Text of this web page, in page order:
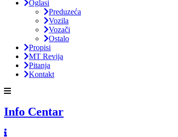
Oglasi
Preduzeća
Vozila
Vozači
Ostalo
Propisi
MT Revija
Pitanja
Kontakt
Info Centar